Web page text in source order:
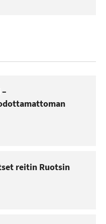
reitin Ruotsin